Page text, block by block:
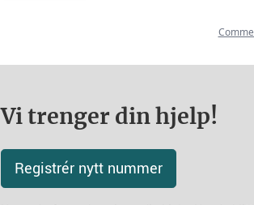
Vi trenger din hjelp!
Registrér nytt nummer